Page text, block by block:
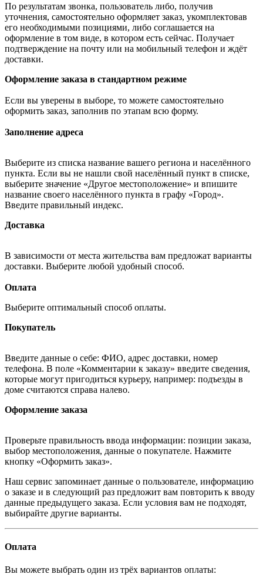
По результатам звонка, пользователь либо, получив
уточнения, самостоятельно оформляет заказ, укомплектовав
его необходимыми позициями, либо соглашается на
оформление в том виде, в котором есть сейчас. Получает
подтверждение на почту или на мобильный телефон и ждёт
доставки.
Оформление заказа в стандартном режиме
Если вы уверены в выборе, то можете самостоятельно
оформить заказ, заполнив по этапам всю форму.
Заполнение адреса
Выберите из списка название вашего региона и населённого
пункта. Если вы не нашли свой населённый пункт в списке,
выберите значение «Другое местоположение» и впишите
название своего населённого пункта в графу «Город».
Введите правильный индекс.
Доставка
В зависимости от места жительства вам предложат варианты
доставки. Выберите любой удобный способ.
Оплата
Выберите оптимальный способ оплаты.
Покупатель
Введите данные о себе: ФИО, адрес доставки, номер
телефона. В поле «Комментарии к заказу» введите сведения,
которые могут пригодиться курьеру, например: подъезды в
доме считаются справа налево.
Оформление заказа
Проверьте правильность ввода информации: позиции заказа,
выбор местоположения, данные о покупателе. Нажмите
кнопку «Оформить заказ».
Наш сервис запоминает данные о пользователе, информацию
о заказе и в следующий раз предложит вам повторить к вводу
данные предыдущего заказа. Если условия вам не подходят,
выбирайте другие варианты.
Оплата
Вы можете выбрать один из трёх вариантов оплаты: